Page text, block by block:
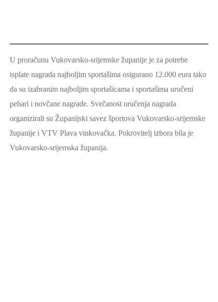
U proračunu Vukovarsko-srijemske županije je za potrebe
isplate nagrada najboljim sportašima osigurano 12.000 eura tako
da su izabranim najboljim sportašicama i sportašima uručeni
pehari i novčane nagrade. Svečanost uručenja nagrada
organizirali su Županijski savez športova Vukovarsko-srijemske
županije i VTV Plava vinkovačka. Pokrovitelj izbora bila je
Vukovarsko-srijemska županija.